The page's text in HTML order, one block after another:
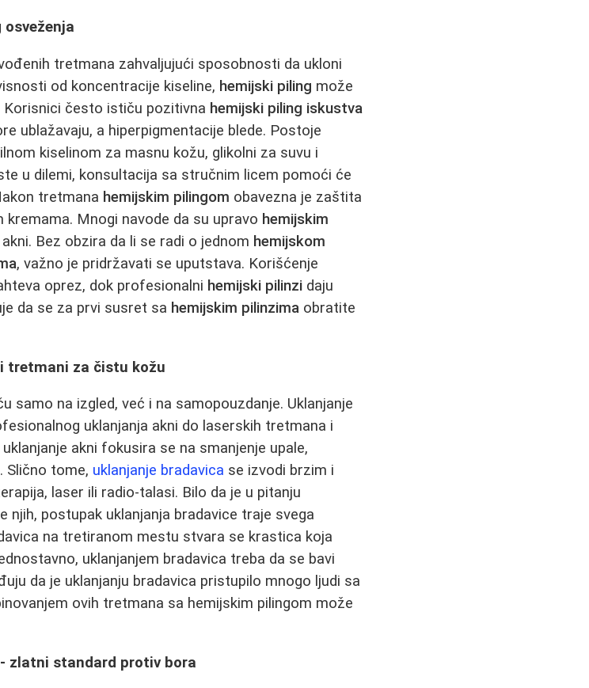
tretmana zahvaljujući sposobnosti da ukloni
od koncentracije kiseline, hemijski piling može
Korisnici često ističu pozitivna hemijski piling iskustva
ublažavaju, a hiperpigmentacije blede. Postoje
kiselinom za masnu kožu, glikolni za suvu i
u dilemi, konsultacija sa stručnim licem pomoći će
tretmana hemijskim pilingom obavezna je zaštita
Mnogi navode da su upravo hemijskim
Bez obzira da li se radi o jednom hemijskom
, važno je pridržavati se uputstava. Korišćenje
oprez, dok profesionalni hemijski pilinzi daju
da se za prvi susret sa hemijskim pilinzima obratite
tretmani za čistu kožu
samo na izgled, već i na samopouzdanje. Uklanjanje
uklanjanja akni do laserskih tretmana i
akni fokusira se na smanjenje upale,
Slično tome, uklanjanje bradavica se izvodi brzim i
laser ili radio‑talasi. Bilo da je u pitanju
njih, postupak uklanjanja bradavice traje svega
na tretiranom mestu stvara se krastica koja
uklanjanjem bradavica treba da se bavi
da je uklanjanju bradavica pristupilo mnogo ljudi sa
ovih tretmana sa hemijskim pilingom može
zlatni standard protiv bora